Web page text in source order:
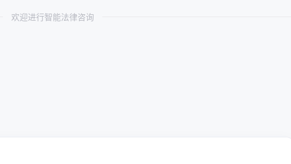
欢迎进行智能法律咨询